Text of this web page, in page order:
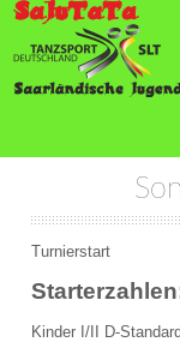
HOME
ORGA-TEAM
Samstag
Turnierstart
Kinder I/II D-